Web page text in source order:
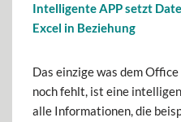
Intelligente APP setzt
Excel in Beziehung
Das einzige was dem
noch fehlt, ist eine
alle Informationen, die